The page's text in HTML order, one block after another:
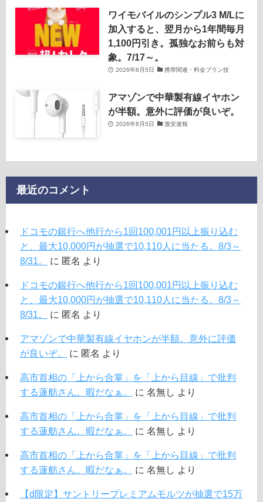
ワイモバイルのシンプル3 M/Lに
加入すると、翌月から1年間毎月
1,100円引き。孤独なお前らも対
象。7/17～。
2026年8月5日 携帯関連・料金プラン技
アマゾンで中華製有線イヤホン
が半額。意外に評価が良いぞ。
2026年8月5日 激安速報
最近のコメント
ドコモの銀行へ他行から1回100,001円以上振り込む
と、最大10,000円が抽選で10,110人に当たる。8/3～
8/31。
に 匿名 より
ドコモの銀行へ他行から1回100,001円以上振り込む
と、最大10,000円が抽選で10,110人に当たる。8/3～
8/31。
に 匿名 より
アマゾンで中華製有線イヤホンが半額。意外に評価
が良いぞ。
に 匿名 より
高市首相の「上から合掌」を「上から目線」で批判
する蓮舫さん。暇だなぁ。
に 名無し より
高市首相の「上から合掌」を「上から目線」で批判
する蓮舫さん。暇だなぁ。
に 名無し より
高市首相の「上から合掌」を「上から目線」で批判
する蓮舫さん。暇だなぁ。
に 名無し より
【d限定】サントリープレミアムモルツが抽選で15万